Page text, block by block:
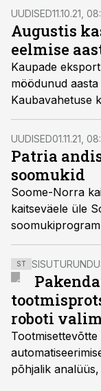
võimaldab
terviklahendusi.
Saunum Sauna
UUDISED11.10.21,
Augustis
eelmise
Kaupade
möödunud
Kaubavahetuse
mineraalkütuste
ning impordi
andmetest.
UUDISED01.11.21,
Patria
soomukid
Soome-Norra
kaitseväele üle
masinad. Patria
Järvineni sõnul
programmis
verstapost.
ST
roboti
põhjalik